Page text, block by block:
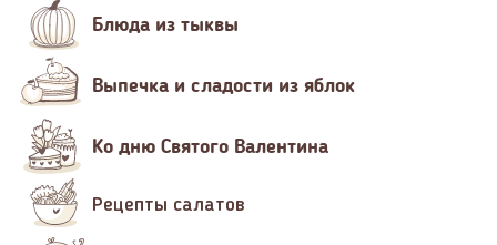
Блюда из тыквы
Выпечка и сладости из яблок
Ко дню Святого Валентина
Рецепты салатов